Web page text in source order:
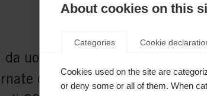
uomo di alta qualità di
di sci più impegnative!
About cookies on this
Categories Cookie
Cookies used on the site are
or deny some or all of them. When